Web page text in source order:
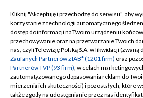
TVP
Abonament TVP
Emisja w TVP
Centrum informacji TVP
Naziemna Telewizja Cyfrowa
Regulamin TVP
Polityka
Moje zgody
Pomoc
Kliknij "Akceptuję i przechodzę do serwisu", aby
korzystanie z technologii automatycznego
dostęp do informacji na Twoim urządzeniu
przechowywanie oraz na przetwarzanie Twoich
nas, czyli Telewizję Polską S.A. w likwidacji (zwaną
Zaufanych Partnerów z IAB* (1201 firm) oraz
Partnerów TVP (93 firm), w celach
zautomatyzowanego dopasowania reklam do
mierzenia ich skuteczności) i pozostałych, które
także zgody na udostępnianie przez nas